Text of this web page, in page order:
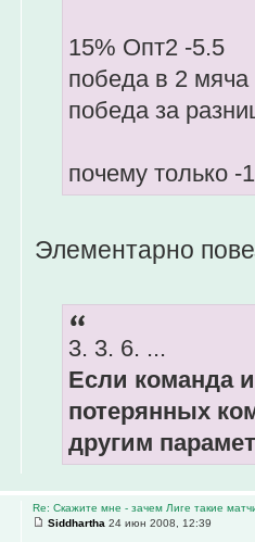
15% Опт2 -5.5
победа в 2 мяча
победа за
почему только -
Элементарно
3. 3. 6. ...
Если команда
потерянных
другим
Re: Скажите мне - зачем Лиге такие
Siddhartha 24 июн 2008, 12:39